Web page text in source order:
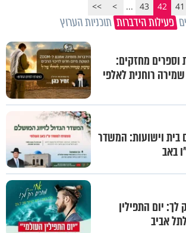
41
42
43
...
>
>>
פעילות הידברות תוכניות הערוץ
וספרים מחזקים:
רוחנית לאלפי
בית וישועות: המשדר
באב
יום התפילין
אביב